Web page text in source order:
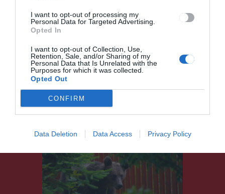
I want to opt-out of processing my
Personal Data for Targeted Advertising.
Opted In
I want to opt-out of Collection, Use,
Retention, Sale, and/or Sharing of my
Personal Data that Is Unrelated with the
Purposes for which it was collected.
Opted Out
CONFIRM
Data Deletion Data Access Privacy Policy
támfalerősítési
munkálatok kezdődtek a
Varga patak egy
szakaszán